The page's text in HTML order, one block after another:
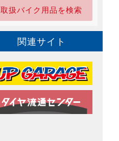
取扱バイク用品を検索
関連サイト